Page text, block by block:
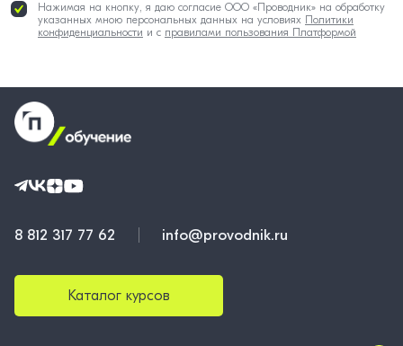
Нажимая на кнопку, я даю согласие ООО «Проводник» на обработку
указанных мною персональных данных на условиях Политики
конфиденциальности и с правилами пользования Платформой
8 812 317 77 62 info@provodnik.ru
Каталог курсов